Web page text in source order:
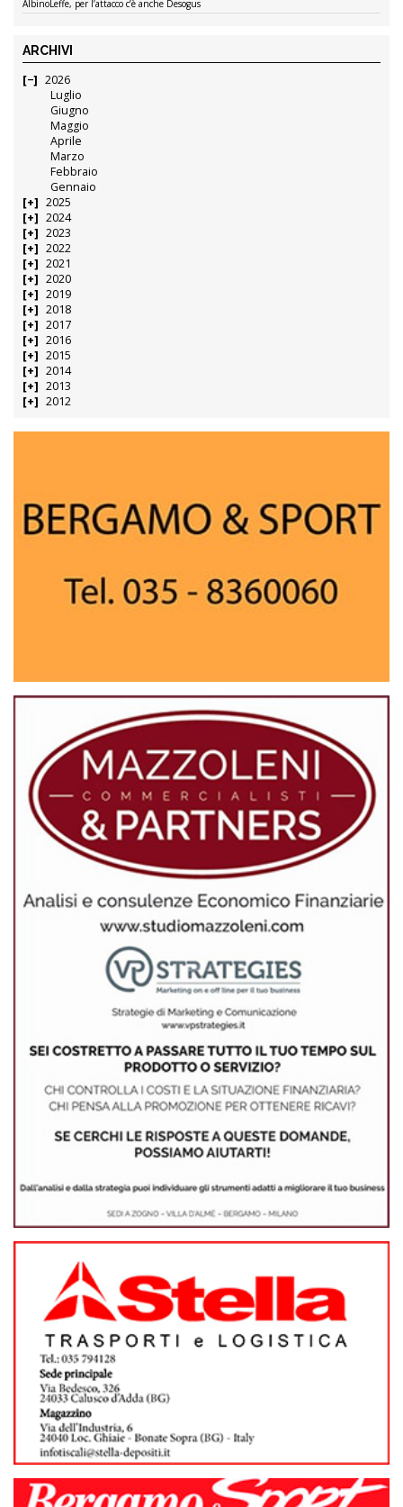
AlbinoLeffe, per l’attacco c’è anche Desogus
ARCHIVI
2026
Luglio
Giugno
Maggio
Aprile
Marzo
Febbraio
Gennaio
2025
2024
2023
2022
2021
2020
2019
2018
2017
2016
2015
2014
2013
2012